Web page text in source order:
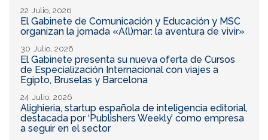
22 Julio, 2026
El Gabinete de Comunicación y Educación y MSC
organizan la jornada «A(l)mar: la aventura de vivir»
30 Julio, 2026
El Gabinete presenta su nueva oferta de Cursos
de Especialización Internacional con viajes a
Egipto, Bruselas y Barcelona
24 Julio, 2026
Alighieria, startup española de inteligencia editorial,
destacada por ‘Publishers Weekly’ como empresa
a seguir en el sector